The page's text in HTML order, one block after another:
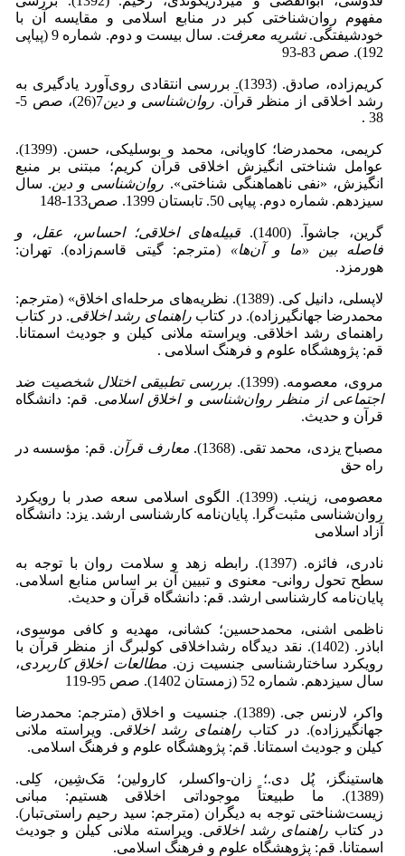
مفهوم روان‌شناختی کبر در منابع اسلامی و مقایسه آن با
خودشیفتگی.نشریه معرفت
. سال بیست و دوم. شماره 9 (پیاپی
192). صص 83-93
کریم‌زاده، صادق. (1393). بررسی انتقادی روی‌آورد یادگیری به
رشد اخلاقی از منظر قرآن. روان‌شناسی و دین
7(26)، صص 5-
38 .
کریمی، محمدرضا؛ کاویانی، محمد و بوسلیکی، حسن. (1399).
عوامل شناختی انگیزش اخلاقی قرآن کریم؛ مبتنی بر منبع
انگیزش، «نفی ناهماهنگی شناختی». روان‌شناسی و دین. سال
سیزدهم. شماره دوم. پیاپی 50. تابستان 1399. صص133-148
گرین، جاشوآ. (1400).
قبیله‌های اخلاقی؛ احساس، عقل، و
فاصله بین «ما و آن‌ها» (مترجم: گیتی قاسم‌زاده). تهران:
هورمزد.
لاپسلی، دانیل کی. (1389). نظریه‌های مرحله‌ای اخلاق» (مترجم:
محمدرضا جهانگیرزاده). در کتابراهنمای رشد اخلاقی. در کتاب
راهنمای رشد اخلاقی. ویراسته ملانی کیلن و جودیث اسمتانا.
قم: پژوهشگاه علوم و فرهنگ اسلامی .
مروی، معصومه. (1399).
بررسی تطبیقی اختلال شخصیت ضد
اجتماعی از منظر روان‌شناسی و اخلاق اسلامی. قم: دانشگاه
قرآن و حدیث.
مصباح یزدی، محمد تقی. (1368). معارف قرآن. قم: مؤسسه در
راه حق
معصومی، زینب. (1399). الگوی اسلامی سعه صدر با رویکرد
روان‌شناسی مثبت‌‌گرا. پایان‌نامه کارشناسی ارشد. یزد: دانشگاه
آزاد اسلامی
نادری، فائزه. (1397). رابطه زهد و سلامت روان با توجه به
سطح تحول روانی- معنوی و تبیین آن بر اساس منابع اسلامی.
پایان‌نامه کارشناسی ارشد. قم: دانشگاه قرآن و حدیث.
ناظمی اشنی، محمدحسین؛ کشانی، مهدیه و کافی موسوی،
اباذر. (1402). نقد دیدگاه رشداخلاقی کولبرگ از منظر قرآن با
رویکرد ساختارشناسی جنسیت زن. مطالعات اخلاق کاربردی،
سال سیزدهم. شماره 52 (زمستان 1402). صص 95-119
واکر، لارنس جی. (1389). جنسیت و اخلاق (مترجم: محمدرضا
جهانگیرزاده). در کتاب راهنمای رشد اخلاقی.‌ ویراسته ملانی
کیلن و جودیث اسمتانا. قم: پژوهشگاه علوم و فرهنگ اسلامی.
هاستینگز، پُل دی.؛ زان-واکسلر، کارولین؛ مَک‌شِین، کِلی.
(1389). ما طبیعتاً موجوداتی اخلاقی هستیم: مبانی
زیست‌شناختی توجه به دیگران (مترجم: سید رحیم راستی‌تبار).
در کتاب راهنمای رشد اخلاقی.‌ ویراسته ملانی کیلن و جودیث
اسمتانا. قم: پژوهشگاه علوم و فرهنگ اسلامی.